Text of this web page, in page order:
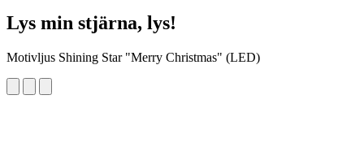
Lys min stjärna, lys!
Motivljus Shining Star "Merry Christmas" (LED)